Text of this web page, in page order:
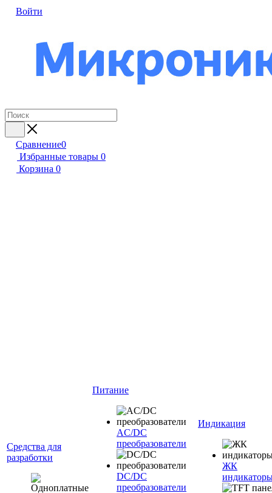
Войти
Сравнение0
Избранные товары 0
Корзина 0
Средства для
разработки
Питание
AC/DC
преобразователи
DC/DC
преобразователи
Индикация
ЖК